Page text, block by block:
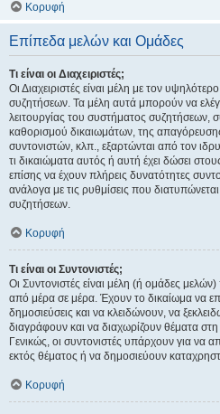
Κορυφή
Επίπεδα μελών και Ομάδες
Τι είναι οι Διαχειριστές;
Οι Διαχειριστές είναι μέλη με τον
συζητήσεων. Τα μέλη αυτά μπορούν να
λειτουργίας του συστήματος συζητήσεων,
καθορισμού δικαιωμάτων, της
συντονιστών, κλπ., εξαρτώνται από τον
τι δικαιώματα αυτός ή αυτή έχει δώσει
επίσης να έχουν πλήρεις δυνατότητες
ανάλογα με τις ρυθμίσεις που
συζητήσεων.
Κορυφή
Τι είναι οι Συντονιστές;
Οι Συντονιστές είναι μέλη (ή ομάδες
από μέρα σε μέρα. Έχουν το δικαίωμα να
δημοσιεύσεις και να κλειδώνουν, να
διαγράφουν και να διαχωρίζουν θέματα
Γενικώς, οι συντονιστές υπάρχουν για να
εκτός θέματος ή να δημοσιεύουν
Κορυφή